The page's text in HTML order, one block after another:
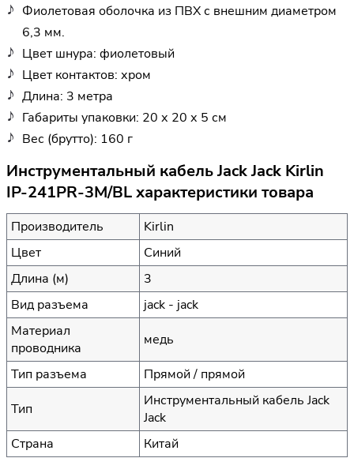
Фиолетовая оболочка из ПВХ с внешним диаметром
6,3 мм.
Цвет шнура: фиолетовый
Цвет контактов: хром
Длина: 3 метра
Габариты упаковки: 20 х 20 х 5 см
Вес (брутто): 160 г
Инструментальный кабель Jack Jack Kirlin
IP-241PR-3M/BL характеристики товара
Производитель
Kirlin
Цвет
Синий
Длина (м)
3
Вид разъема
jack - jack
Материал
проводника
медь
Тип разъема
Прямой / прямой
Тип
Инструментальный кабель Jack
Jack
Страна
Китай